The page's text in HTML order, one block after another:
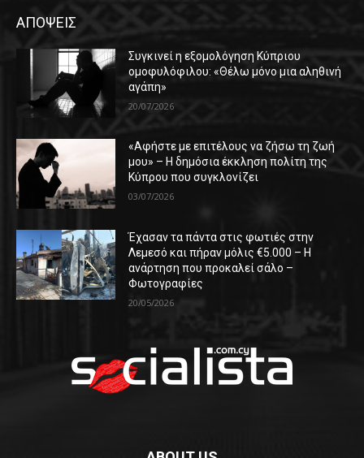
ΑΠΟΨΕΙΣ
Συγκινεί η εξομολόγηση Κύπριου
ομοφυλόφιλου: «Θέλω μόνο μια αληθινή
αγάπη»
20/07/2026
«Αφήστε με επιτέλους να ζήσω τη ζωή
μου» – Η δημόσια έκκληση πολίτη της
Κύπρου που συγκλονίζει
03/07/2026
Έχασαν τα πάντα στις φωτιές στην
Λεμεσό και πήραν μόλις €5.000 – Η
ανάρτηση που προκαλεί σάλο –
Φωτογραφίες
20/05/2026